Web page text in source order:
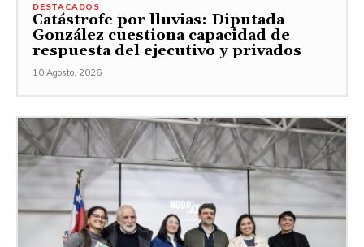
DESTACADOS
Catástrofe por lluvias: Diputada
González cuestiona capacidad de
respuesta del ejecutivo y privados
10 Agosto, 2026